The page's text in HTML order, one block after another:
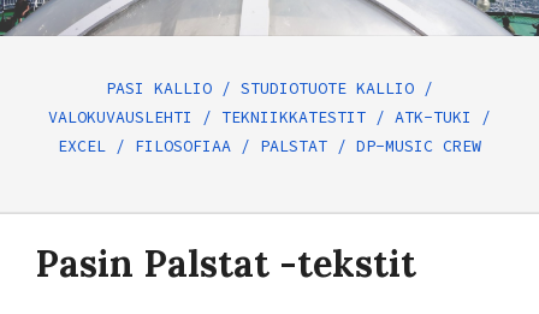
PASI KALLIO / STUDIOTUOTE KALLIO /
VALOKUVAUSLEHTI
/ TEKNIIKKATESTIT / ATK-TUKI
/
EXCEL / FILOSOFIAA / PALSTAT / DP-MUSIC CREW
Pasin Palstat -tekstit